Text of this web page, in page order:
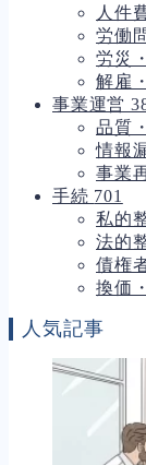
人件
労働
労災
解雇
事業運営
品質
情報
事業
手続 701
私的
法的
債権
換価
人気記事